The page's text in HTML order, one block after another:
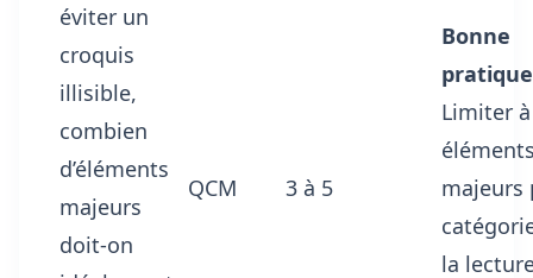
éviter un
croquis
illisible,
combien
d’éléments
majeurs
doit-on
QCM 3 à 5
Bonne
Limiter
majeurs
la